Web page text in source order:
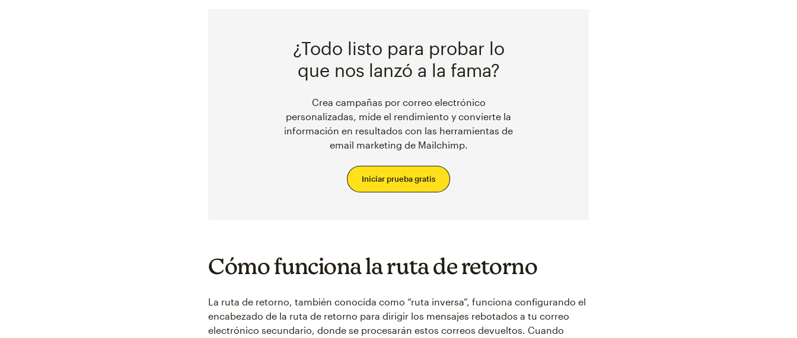
¿Todo listo para probar lo
que nos lanzó a la fama?
Crea campañas por correo electrónico
personalizadas, mide el rendimiento y convierte la
información en resultados con las herramientas de
email marketing de Mailchimp.
Iniciar prueba gratis
Cómo funciona la ruta de retorno
La ruta de retorno, también conocida como “ruta inversa”, funciona configurando el
encabezado de la ruta de retorno para dirigir los mensajes rebotados a tu correo
electrónico secundario, donde se procesarán estos correos devueltos. Cuando